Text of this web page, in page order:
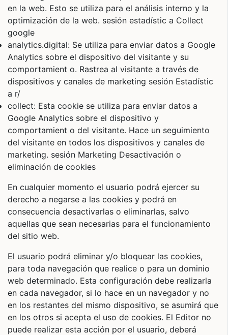
en la web. Esto se utiliza para el análisis interno y la
optimización de la web. sesión estadístic a Collect
google
analytics.digital: Se utiliza para enviar datos a Google
Analytics sobre el dispositivo del visitante y su
comportamient o. Rastrea al visitante a través de
dispositivos y canales de marketing sesión Estadístic
a r/
collect: Esta cookie se utiliza para enviar datos a
Google Analytics sobre el dispositivo y
comportamient o del visitante. Hace un seguimiento
del visitante en todos los dispositivos y canales de
marketing. sesión Marketing Desactivación o
eliminación de cookies
En cualquier momento el usuario podrá ejercer su
derecho a negarse a las cookies y podrá en
consecuencia desactivarlas o eliminarlas, salvo
aquellas que sean necesarias para el funcionamiento
del sitio web.
El usuario podrá eliminar y/o bloquear las cookies,
para toda navegación que realice o para un dominio
web determinado. Esta configuración debe realizarla
en cada navegador, si lo hace en un navegador y no
en los restantes del mismo dispositivo, se asumirá que
en los otros si acepta el uso de cookies. El Editor no
puede realizar esta acción por el usuario, deberá